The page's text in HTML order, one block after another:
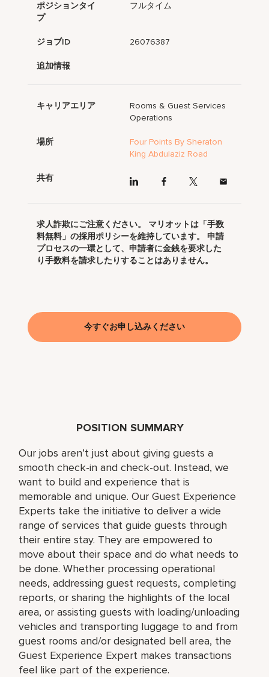
POSITION SUMMARY
Our jobs aren’t just about giving guests a
smooth check-in and check-out. Instead, we
want to build and experience that is
memorable and unique. Our Guest Experience
Experts take the initiative to deliver a wide
range of services that guide guests through
their entire stay. They are empowered to
move about their space and do what needs to
be done. Whether processing operational
needs, addressing guest requests, completing
reports, or sharing the highlights of the local
area, or assisting guests with loading/unloading
vehicles and transporting luggage to and from
guest rooms and/or designated bell area, the
Guest Experience Expert makes transactions
feel like part of the experience.
ポジションタイ
プ
フルタイム
ジョブID 26076387
追加情報
キャリアエリア
Rooms & Guest Services
Operations
場所
Four Points By Sheraton
King Abdulaziz Road
共有
求人詐欺にご注意ください。 マリオットは「手数
料無料」の採用ポリシーを維持しています。 申請
プロセスの一環として、申請者に金銭を要求した
り手数料を請求したりすることはありません。
今すぐお申し込みください